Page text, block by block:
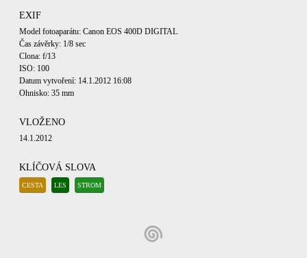
EXIF
Model fotoaparátu: Canon EOS 400D DIGITAL
Čas závěrky: 1/8 sec
Clona: f/13
ISO: 100
Datum vytvoření: 14.1.2012 16:08
Ohnisko: 35 mm
VLOŽENO
14.1.2012
KLÍČOVÁ SLOVA
CESTA LES STROM